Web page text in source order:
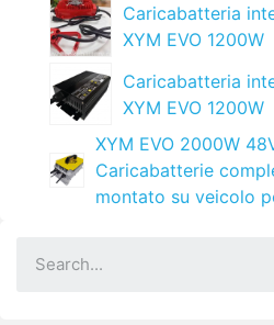
Caricabatteria
XYM EVO 1200W
Caricabatteria
XYM EVO 1200W
XYM EVO 2000W
Caricabatterie
montato su veicolo